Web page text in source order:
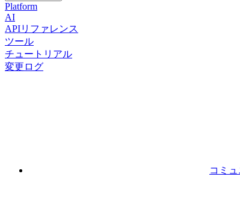
Platform
AI
APIリファレンス
ツール
チュートリアル
変更ログ
コミ